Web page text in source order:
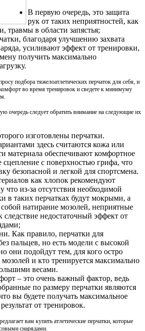
В первую очередь, это защита
рук от таких неприятностей, как
травмы в области запястья;
благодаря улучшению захвата
усиливают эффект от тренировки,
получить максимально
подбора тяжелоатлетических перчаток для себя, и
во время тренировок и сведете к минимуму
очередь следует обратить внимание на следующие их
изготовлены перчатки.
здесь считаются кожа или
материала обеспечивают комфортное
сцепление с поверхностью грифа, что
безопасной и легкой для спортсмена.
как хлопок рекомендуют
что из-за отсутствия необходимой
в таких перчатках будут мокрыми, а
собой натирание мозолей, неприятные
недостаточный эффект от
Как правило, перчатки для
пальцев, но есть модели с высокой
они подойдут тем, для кого остро
и кто тренируется максимально
весами.
– это очень важный фактор, ведь
по размеру перчатки являются
вы будете получать максимальное
от тренировок.
вам купить атлетические перчатки, которые
снарядами.